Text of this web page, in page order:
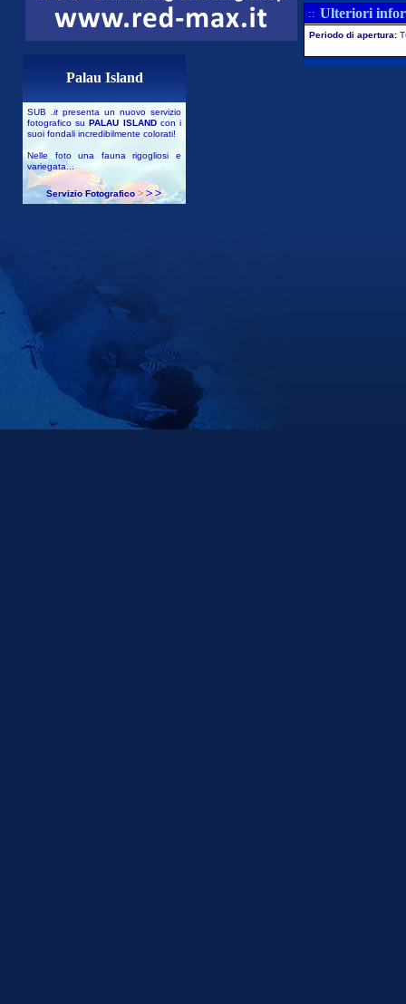
Palau Island
SUB .it presenta un nuovo servizio
fotografico suPALAU ISLANDcon i
suoi fondali incredibilmente colorati!
Nelle foto una fauna rigogliosi e
variegata...
Servizio Fotografico
:: Ulteriori
Periodo di apertura: